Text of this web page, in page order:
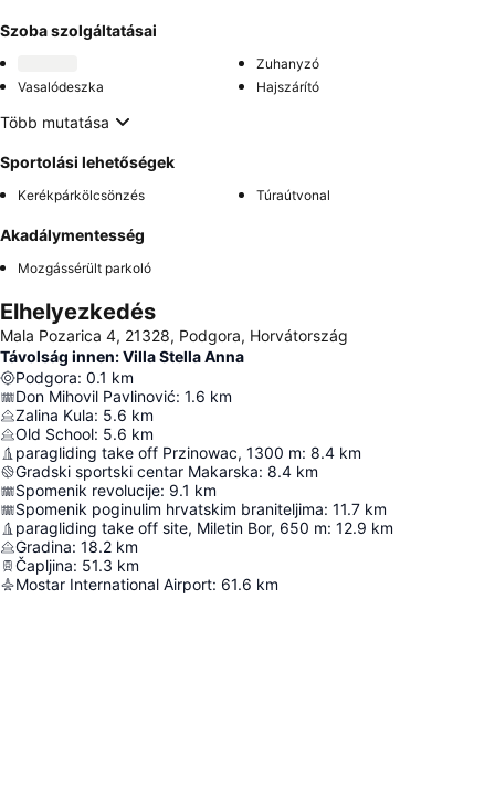
Szoba szolgáltatásai
Zuhanyzó
Vasalódeszka
Hajszárító
Több mutatása
Sportolási lehetőségek
Kerékpárkölcsönzés Túraútvonal
Akadálymentesség
Mozgássérült parkoló
Elhelyezkedés
Mala Pozarica 4, 21328, Podgora, Horvátország
Távolság innen: Villa Stella Anna
Podgora: 0.1 km
Don Mihovil Pavlinović: 1.6 km
Zalina Kula: 5.6 km
Old School: 5.6 km
paragliding take off Przinowac, 1300 m: 8.4 km
Gradski sportski centar Makarska: 8.4 km
Spomenik revolucije: 9.1 km
Spomenik poginulim hrvatskim braniteljima: 11.7 km
paragliding take off site, Miletin Bor, 650 m: 12.9 km
Gradina: 18.2 km
Čapljina: 51.3 km
Mostar International Airport: 61.6 km